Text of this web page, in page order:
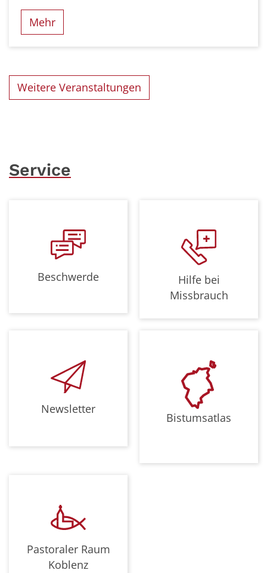
Mehr
Weitere Veranstaltungen
Service
Beschwerde
Hilfe bei
Missbrauch
Newsletter
Bistumsatlas
Pastoraler Raum
Koblenz